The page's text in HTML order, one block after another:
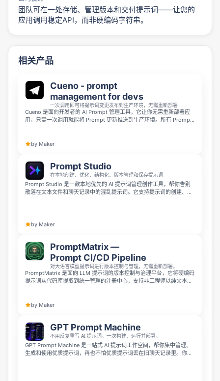
团队可在一处存储、管理版本和交付提示词——让您的
应用调用稳定API，而非硬编码字符串。
相关产品
Cueno - prompt
management for devs
一次调用即可将提示词变更发布到生产环境，无需重新部署
Cueno 是面向开发者的 AI Prompt 管理工具，它让你无需重新部署应
用，只需一次调用就能将 Prompt 更新推送到生产环境。所有 Prompt
用例评分、运行在线 A/B 实验。通过边缘缓存的全类型 SDK 或 REST
by Maker
Prompt Studio
在本地创建、优化、结构化、版本管理和保存提示词
Prompt Studio 是一款本地优先的 AI 提示词管理创作工具，帮你告别
散落在文本文件和聊天记录中的混乱提示词。它支持提示词的创建、优
by Maker
PromptMatrix —
Prompt CI/CD Pipeline
对大语言模型提示词进行版本控制与管理，无需重新部署。
PromptMatrix 是面向 LLM 提示词的版本控制与治理平台，它将硬编码
提示词从代码库提取到统一管理的注册中心，支持非工程师以纯文本提
带审批工作流、不可变审计追踪和一键回滚功能，支持浏览器、
by Maker
GPT Prompt Machine
不用反复重写 AI 提示词。一次构建、运行并部署。
GPT Prompt Machine 是一站式 AI 提示词工作空间，帮你集中管理、
生成和使用优质提示词，再也不怕优质提示词丢在旧聊天记录里。你可